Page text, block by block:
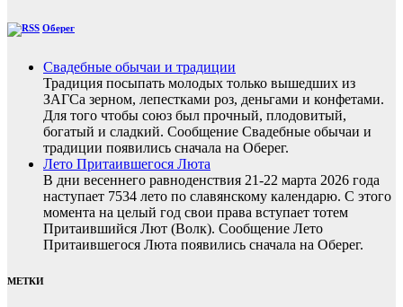
Оберег
Свадебные обычаи и традиции
Традиция посыпать молодых только вышедших из
ЗАГСа зерном, лепестками роз, деньгами и конфетами.
Для того чтобы союз был прочный, плодовитый,
богатый и сладкий. Сообщение Свадебные обычаи и
традиции появились сначала на Оберег.
Лето Притаившегося Люта
В дни весеннего равноденствия 21-22 марта 2026 года
наступает 7534 лето по славянскому календарю. С этого
момента на целый год свои права вступает тотем
Притаившийся Лют (Волк). Сообщение Лето
Притаившегося Люта появились сначала на Оберег.
МЕТКИ